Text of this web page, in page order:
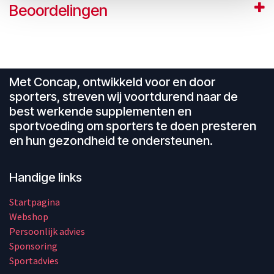
Beoordelingen
Met Concap, ontwikkeld voor en door
sporters, streven wij voortdurend naar de
best werkende supplementen en
sportvoeding om sporters te doen presteren
en hun gezondheid te ondersteunen.
Handige links
Startpagina
Webshop
Persoonlijk advies
Sponsoring
Sportadvies